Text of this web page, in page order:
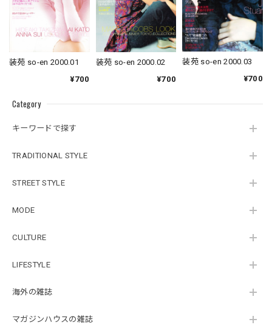
Category
キーワードで探す
TRADITIONAL STYLE
STREET STYLE
MODE
CULTURE
LIFESTYLE
海外の雑誌
マガジンハウスの雑誌
装苑 so-en 2000.01
¥700
装苑 so-en 2000.02
¥700
装苑 so-en 2000.03
¥700